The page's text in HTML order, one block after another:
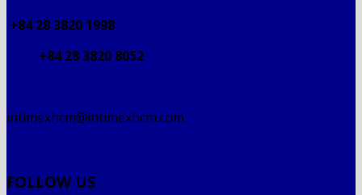
+84 28 3820 1998
+84 28 3820 8052
intimexhcm@intimexhcm.com
FOLLOW US